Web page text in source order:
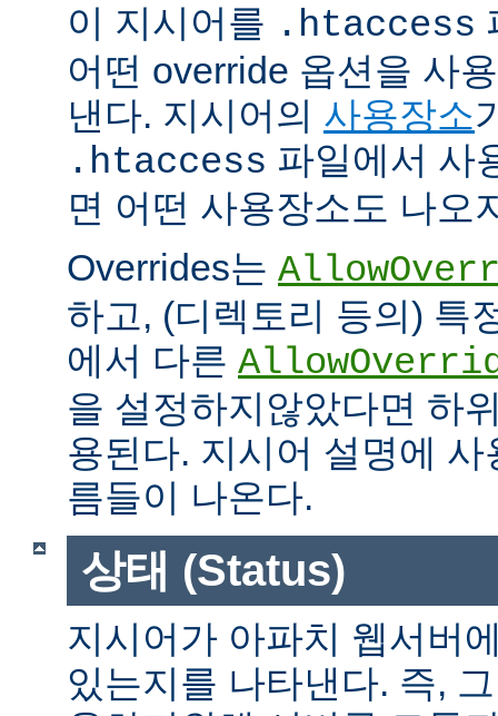
이 지시어를 .htaccess
어떤 override 옵션을 사
낸다. 지시어의 사용장소
.htaccess 파일에서 사
면 어떤 사용장소도 나오
Overrides는
하고, (디렉토리 등의) 특
에서 다른
을 설정하지않았다면 하
용된다. 지시어 설명에
름들이 나온다.
상태 (Status)
지시어가 아파치 웹서버
있는지를 나타낸다. 즉,